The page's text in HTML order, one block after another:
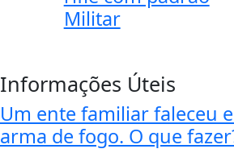
Militar
Informações Úteis
Um ente familiar faleceu
arma de fogo. O que